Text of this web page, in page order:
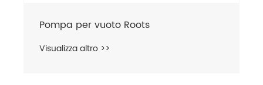
Pompa per vuoto Roots
Visualizza altro >>